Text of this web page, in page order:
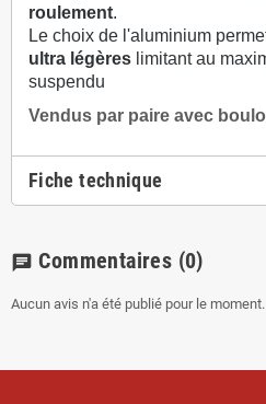
roulement.
Le choix de l'aluminium
ultra légères limitant au
suspendu
Vendus par paire avec
Fiche technique
chat Commentaires (0)
Aucun avis n'a été publié pour le moment.